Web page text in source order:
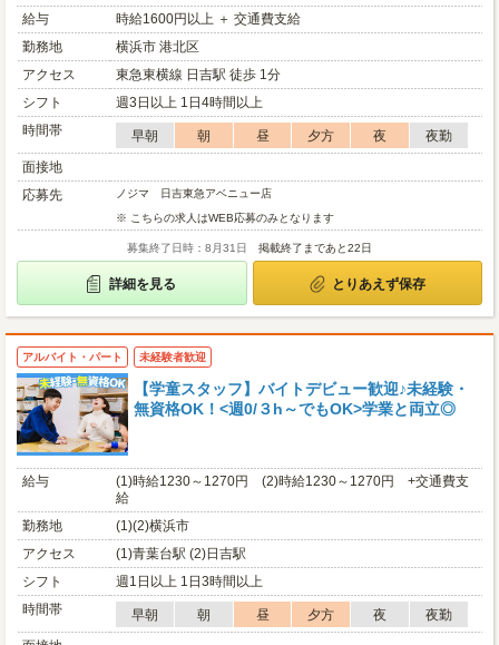
給与
時給1600円以上 ＋ 交通費支給
勤務地
横浜市 港北区
アクセス
東急東横線 日吉駅 徒歩 1分
シフト
週3日以上 1日4時間以上
時間帯
早朝 朝 昼 夕方 夜
夜勤
面接地
応募先
ノジマ 日吉東急アベニュー店
※ こちらの求人はWEB応募のみとなります
募集終了日時：8月31日 掲載終了まであと22日
詳細を見る とりあえず保存
アルバイト・パート 未経験者歓迎
【学童スタッフ】バイトデビュー歓迎♪未経験・
無資格OK！<週0/３h～でもOK>学業と両立◎
給与
(1)時給1230～1270円 (2)時給1230～1270円 +交通費支
給
勤務地
(1)(2)横浜市
アクセス
(1)青葉台駅 (2)日吉駅
シフト
週1日以上 1日3時間以上
時間帯
早朝 朝 昼 夕方 夜
夜勤